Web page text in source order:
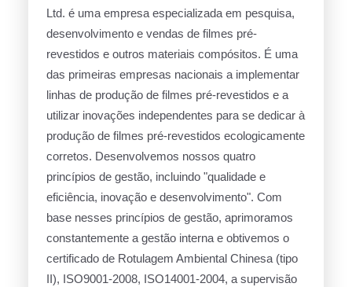
Ltd. é uma empresa especializada em pesquisa,
desenvolvimento e vendas de filmes pré-
revestidos e outros materiais compósitos. É uma
das primeiras empresas nacionais a implementar
linhas de produção de filmes pré-revestidos e a
utilizar inovações independentes para se dedicar à
produção de filmes pré-revestidos ecologicamente
corretos. Desenvolvemos nossos quatro
princípios de gestão, incluindo "qualidade e
eficiência, inovação e desenvolvimento". Com
base nesses princípios de gestão, aprimoramos
constantemente a gestão interna e obtivemos o
certificado de Rotulagem Ambiental Chinesa (tipo
II), ISO9001-2008, ISO14001-2004, a supervisão